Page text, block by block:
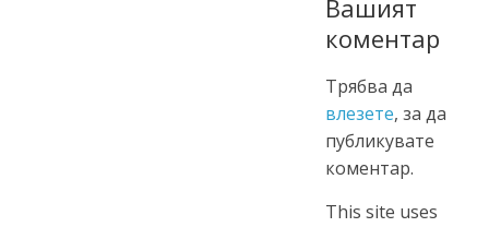
Вашият
коментар
Трябва да
влезете, за да
публикувате
коментар.
This site uses